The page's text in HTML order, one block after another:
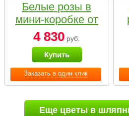
Заказать в один клик
Белые розы в
мини-коробке от
Bella Fiori
4 830 руб.
Купить
Еще цветы в